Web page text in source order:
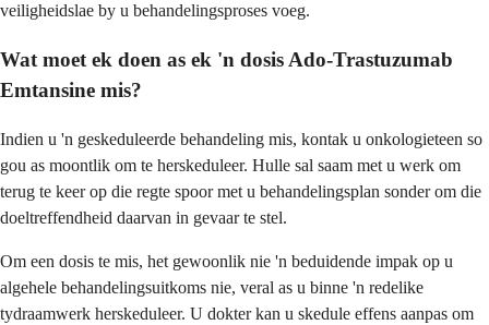
veiligheidslae by u behandelingsproses voeg.
Wat moet ek doen as ek 'n dosis Ado-Trastuzumab
Emtansine mis?
Indien u 'n geskeduleerde behandeling mis, kontak u onkologieteen so
gou as moontlik om te herskeduleer. Hulle sal saam met u werk om
terug te keer op die regte spoor met u behandelingsplan sonder om die
doeltreffendheid daarvan in gevaar te stel.
Om een dosis te mis, het gewoonlik nie 'n beduidende impak op u
algehele behandelingsuitkoms nie, veral as u binne 'n redelike
tydraamwerk herskeduleer. U dokter kan u skedule effens aanpas om